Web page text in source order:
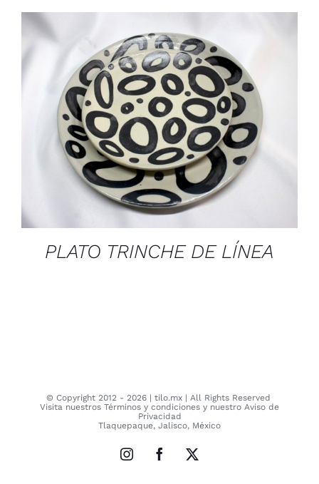
DETAILS
PLATO TRINCHE DE LÍNEA
© Copyright 2012 - 2026| tilo.mx | All Rights Reserved
Visita nuestros Términos y condiciones y nuestro Aviso de
Privacidad
Tlaquepaque, Jalisco, México
InstagramFacebook
X